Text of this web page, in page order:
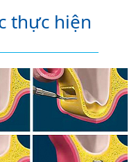
thực hiện